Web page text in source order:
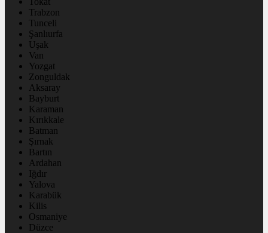
Trabzon
Tunceli
Şanlıurfa
Uşak
Van
Yozgat
Zonguldak
Aksaray
Bayburt
Karaman
Kırıkkale
Batman
Şırnak
Bartın
Ardahan
Iğdır
Yalova
Karabük
Kilis
Osmaniye
Düzce